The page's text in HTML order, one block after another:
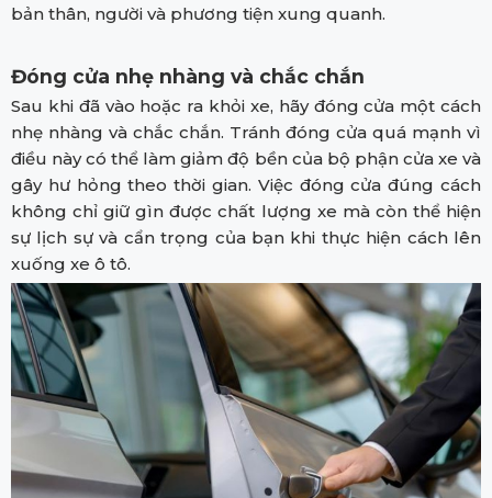
bản thân, người và phương tiện xung quanh.
Đóng cửa nhẹ nhàng và chắc chắn
Sau khi đã vào hoặc ra khỏi xe, hãy đóng cửa một cách
nhẹ nhàng và chắc chắn. Tránh đóng cửa quá mạnh vì
điều này có thể làm giảm độ bền của bộ phận cửa xe và
gây hư hỏng theo thời gian. Việc đóng cửa đúng cách
không chỉ giữ gìn được chất lượng xe mà còn thể hiện
sự lịch sự và cẩn trọng của bạn khi thực hiện cách lên
xuống xe ô tô.